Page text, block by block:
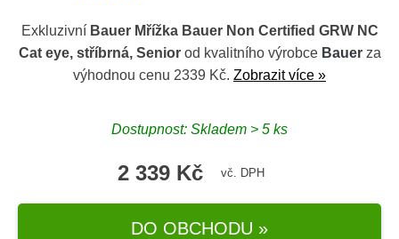
Exkluzivní Bauer Mřížka Bauer Non Certified GRW NC
Cat eye, stříbrná, Seniorod kvalitního výrobce Bauerza
výhodnou cenu 2339 Kč. Zobrazit více »
Dostupnost: Skladem > 5 ks
2 339 Kč vč. DPH
DO OBCHODU »